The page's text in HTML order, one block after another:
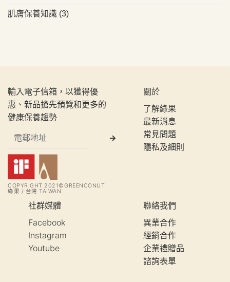
肌膚保養知識 (3)
輸入電子信箱，以獲得優
惠、新品搶先預覽和更多的
健康保養趨勢
COPYRIGHT 2021©GREENCONUT
綠果 / 台灣 TAIWAN
關於
了解綠果
最新消息
常見問題
隱私及細則
社群媒體
Facebook
Instagram
Youtube
聯絡我們
異業合作
經銷合作
企業禮贈品
諮詢表單